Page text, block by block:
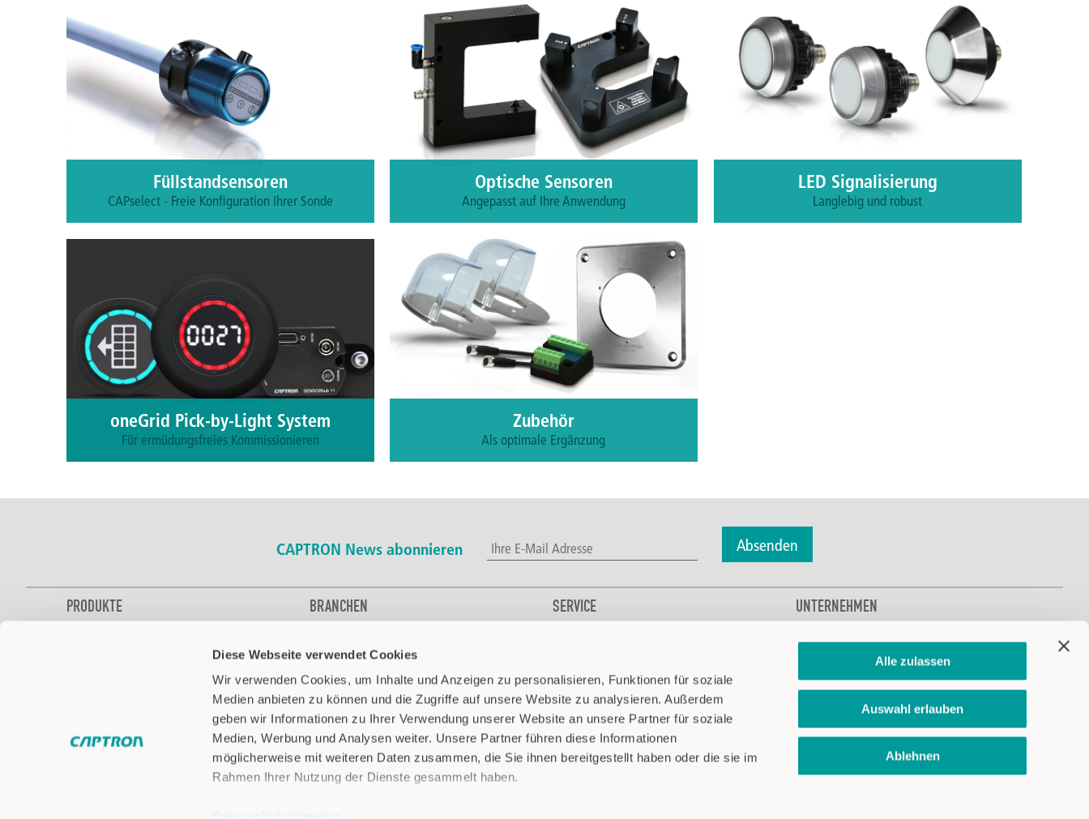
Diese Webseite verwendet Cookies
Wir verwenden Cookies, um Inhalte und Anzeigen zu personalisieren, Funktionen für soziale
Medien anbieten zu können und die Zugriffe auf unsere Website zu analysieren. Außerdem
geben wir Informationen zu Ihrer Verwendung unserer Website an unsere Partner für soziale
Medien, Werbung und Analysen weiter. Unsere Partner führen diese Informationen
möglicherweise mit weiteren Daten zusammen, die Sie ihnen bereitgestellt haben oder die sie im
Rahmen Ihrer Nutzung der Dienste gesammelt haben.
Alle zulassen
Auswahl erlauben
Ablehnen
konfigurieren – sei es Tastempfindlichkeit,
Betätigungsart, Mindestbetätigungszeit oder die
passende aus 16 Millionen Leuchtfarben.
Mehr erfahren
erfolgreich kapazitive Taster zum Öffnen von
Türen, Betätigen und Steuern von Maschinen und
Anlagen.
Mehr erfahren
Sicherheit und Ergonomie bei der Bedienung
schwerer Maschinen mit hohem Verletzungsrisiko
wie z. B. Pressen, Scheren und Stanzen.
Mehr erfahren
Füllstandsensoren
CAPselect - Freie Konfiguration Ihrer Sonde
Mehr erfahren
Optische Sensoren
Angepasst auf Ihre Anwendung
schranken mit Rotlicht, Infrarot und Laser als auch
Laser-TCP-Messeinheiten für eine höchst präzise
Werkzeugkalibrierung von Industrierobotern.
Mehr erfahren
LED Signalisierung
Langlebig und robust
oneGrid Pick-by-Light System
Für ermüdungsfreies Kommissionieren
Zubehör
Als optimale Ergänzung
Mehr erfahren
CAPTRON News abonnieren Absenden
PRODUKTE
Pick-by-Light
BRANCHEN
Lebensmittel- & Getränkeindustrie
Automobilindustrie
Gebäudetechnik
Intralogistik
Luftfahrt
Medizin & Pharma
Nutz- & Sonderfahrzeuge
SERVICE
CAPTRON weltweit
Media
FAQ
UNTERNEHMEN
CAPTRON Solutions
CAPTRON entdecken
Jobs & Karriere
Standorte
Finden Sie CAPTRON auf